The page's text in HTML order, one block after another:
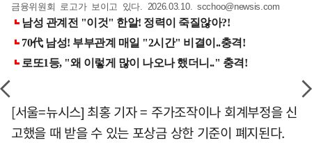
금융위원회 로고가 보이고 있다. 2026.03.10. scchoo@newsis.com
[서울=뉴시스] 최홍 기자 = 주가조작이나 회계부정을 신
고했을 때 받을 수 있는 포상금 상한 기준이 폐지된다.